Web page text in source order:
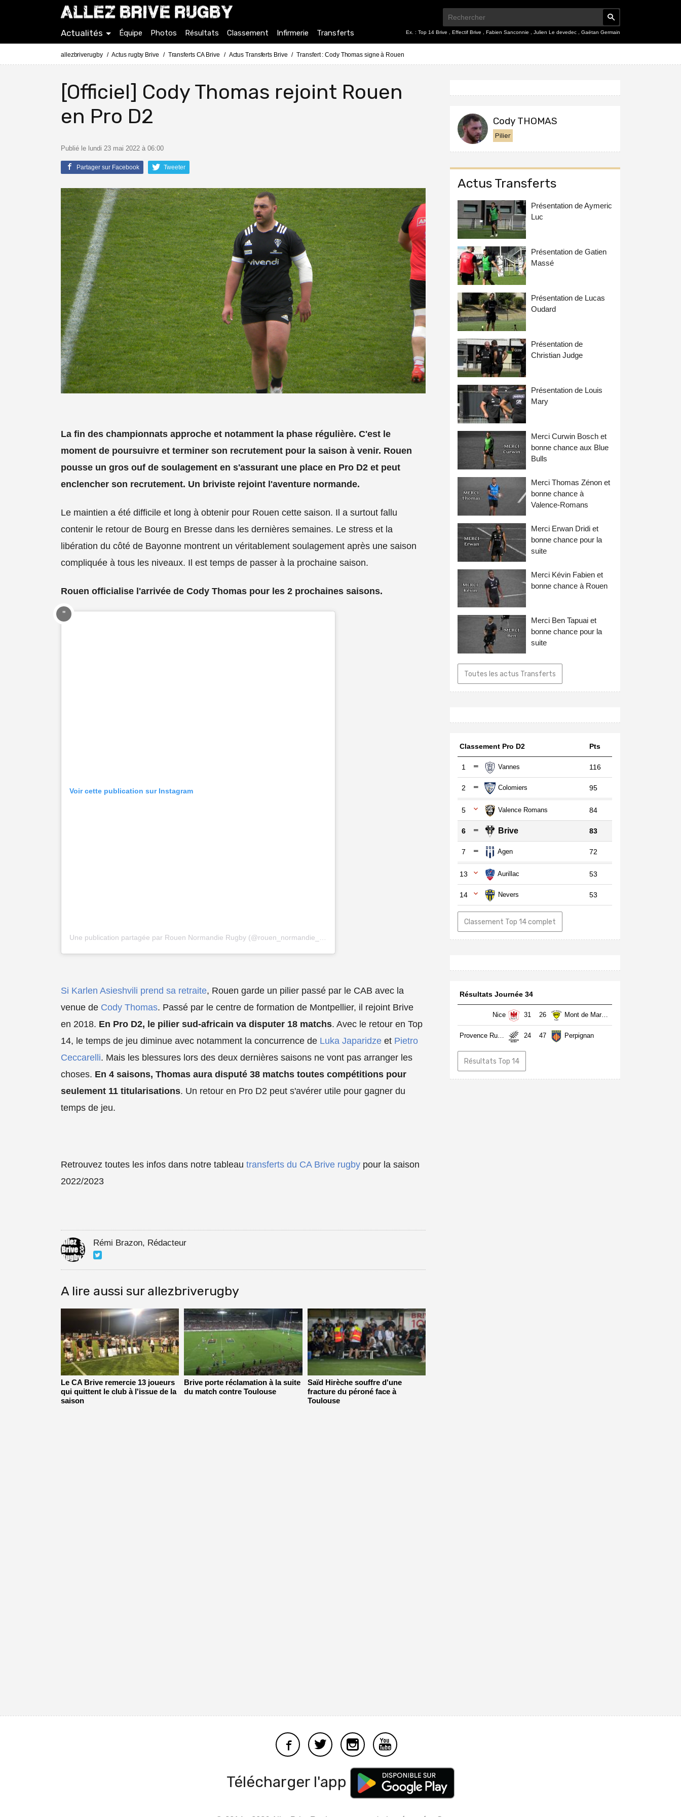
Ex. : Top 14 Brive Effectif Brive Fabien Sanconnie Julien Le devedec Gaëtan Germain
Actualités Équipe Photos Résultats Classement Infirmerie Transferts
allezbriverugby Actus rugby Brive Transferts CA Brive Actus Transferts Brive Transfert : Cody Thomas signe à Rouen
[Officiel] Cody Thomas rejoint Rouen
en Pro D2
Publié le lundi 23 mai 2022 à 06:00
Partager sur Facebook Tweeter
La fin des championnats approche et notamment la phase régulière. C'est le
moment de poursuivre et terminer son recrutement pour la saison à venir. Rouen
pousse un gros ouf de soulagement en s'assurant une place en Pro D2 et peut
enclencher son recrutement. Un briviste rejoint l'aventure normande.
Le maintien a été difficile et long à obtenir pour Rouen cette saison. Il a surtout fallu
contenir le retour de Bourg en Bresse dans les dernières semaines. Le stress et la
libération du côté de Bayonne montrent un véritablement soulagement après une saison
compliquée à tous les niveaux. Il est temps de passer à la prochaine saison.
Rouen officialise l'arrivée de Cody Thomas pour les 2 prochaines saisons.
Voir cette publication sur Instagram
Une publication partagée par Rouen Normandie Rugby (@rouen_normandie_rugby)
Si Karlen Asieshvili prend sa retraite, Rouen garde un pilier passé par le CAB avec la
venue de Cody Thomas. Passé par le centre de formation de Montpellier, il rejoint Brive
en 2018. En Pro D2, le pilier sud-africain va disputer 18 matchs. Avec le retour en Top
14, le temps de jeu diminue avec notamment la concurrence de Luka Japaridze et Pietro
Ceccarelli. Mais les blessures lors des deux dernières saisons ne vont pas arranger les
choses. En 4 saisons, Thomas aura disputé 38 matchs toutes compétitions pour
seulement 11 titularisations. Un retour en Pro D2 peut s'avérer utile pour gagner du
temps de jeu.
Retrouvez toutes les infos dans notre tableau transferts du CA Brive rugby pour la saison
2022/2023
Rémi Brazon, Rédacteur
A lire aussi sur allezbriverugby
Le CA Brive remercie 13 joueurs
qui quittent le club à l'issue de la
saison
Brive porte réclamation à la suite
du match contre Toulouse
Saïd Hirèche souffre d'une
fracture du péroné face à
Toulouse
Cody THOMAS
Pilier
Actus Transferts
Présentation de Aymeric
Luc
Présentation de Gatien
Massé
Présentation de Lucas
Oudard
Présentation de
Christian Judge
Présentation de Louis
Mary
Merci Curwin Bosch et
bonne chance aux Blue
Bulls
Merci Thomas Zénon et
bonne chance à
Valence-Romans
Merci Erwan Dridi et
bonne chance pour la
suite
Merci Kévin Fabien et
bonne chance à Rouen
Merci Ben Tapuai et
bonne chance pour la
suite
Toutes les actus Transferts
Classement Pro D2 Pts
1 Vannes 116
2 Colomiers 95
5 Valence Romans 84
6 Brive 83
7 Agen 72
13 Aurillac 53
14 Nevers 53
Classement Top 14 complet
Résultats Journée 34
Nice 31 26 Mont de Marsan
Provence Rugby 24 47 Perpignan
Résultats Top 14
Télécharger l'app